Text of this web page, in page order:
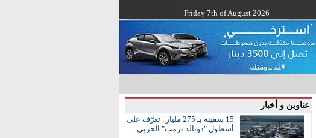
Friday 7th of August 2026
عناوين و أخبار
15 سفينة بـ 275 مليار.. تعرّف على
أسطول "دونالد ترمب" الحربي